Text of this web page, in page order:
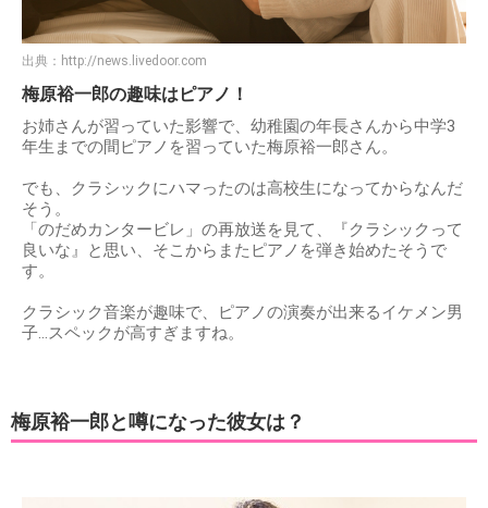
出典： http://news.livedoor.com
梅原裕一郎の趣味はピアノ！
お姉さんが習っていた影響で、幼稚園の年長さんから中学3
年生までの間ピアノを習っていた梅原裕一郎さん。
でも、クラシックにハマったのは高校生になってからなんだ
そう。
「のだめカンタービレ」の再放送を見て、『クラシックって
良いな』と思い、そこからまたピアノを弾き始めたそうで
す。
クラシック音楽が趣味で、ピアノの演奏が出来るイケメン男
子…スペックが高すぎますね。
梅原裕一郎と噂になった彼女は？